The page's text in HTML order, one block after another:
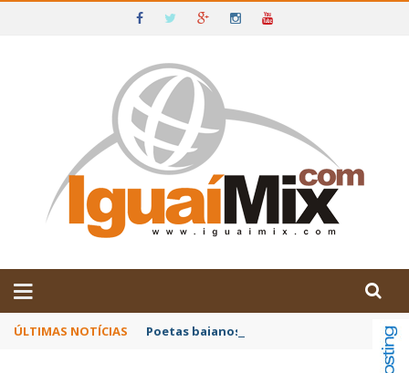
IGUAÍ E SUDOESTE DA BAHIA
ÚLTIMAS NOTÍCIAS Poetas baianos representam o Brasil no